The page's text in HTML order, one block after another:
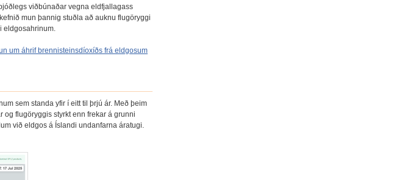
viðbúnaðar vegna eldfjallagass
mun þannig stuðla að auknu flugöryggi
eldgosahrinum.
um áhrif brennisteinsdíoxíðs frá eldgosum
sem standa yfir í eitt til þrjú ár. Með þeim
flugöryggis styrkt enn frekar á grunni
við eldgos á Íslandi undanfarna áratugi.